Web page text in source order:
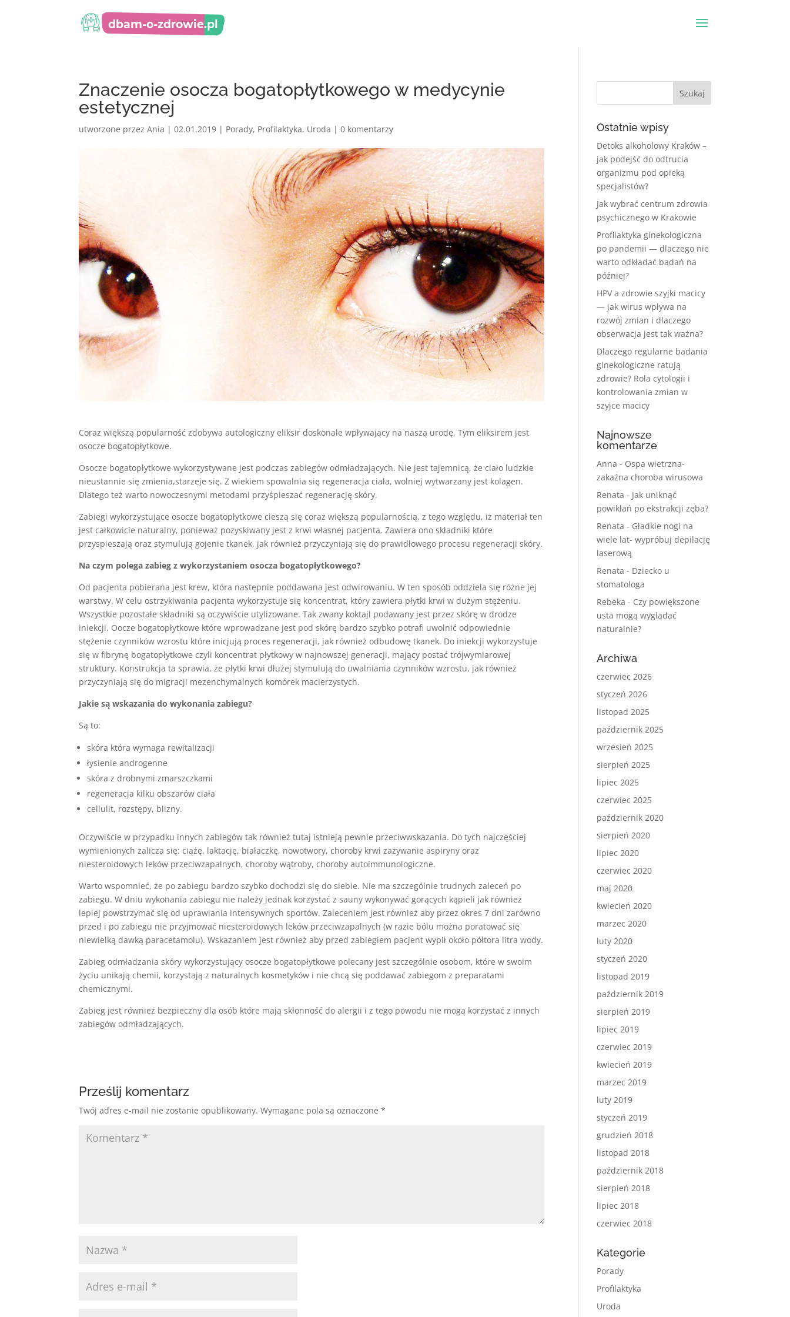
Znaczenie osocza bogatopłytkowego w medycynie
estetycznej
utworzone przezAnia |02.01.2019 | Porady, Profilaktyka, Uroda |0 komentarzy
Coraz większą popularność zdobywa autologiczny eliksir doskonale wpływający na naszą urodę. Tym eliksirem jest
osocze bogatopłytkowe.
Osocze bogatopłytkowe wykorzystywane jest podczas zabiegów odmładzających. Nie jest tajemnicą, że ciało ludzkie
nieustannie się zmienia,starzeje się. Z wiekiem spowalnia się regeneracja ciała, wolniej wytwarzany jest kolagen.
Dlatego też warto nowoczesnymi metodami przyśpieszać regenerację skóry.
Zabiegi wykorzystujące osocze bogatopłytkowe cieszą się coraz większą popularnością, z tego względu, iż materiał ten
jest całkowicie naturalny, ponieważ pozyskiwany jest z krwi własnej pacjenta. Zawiera ono składniki które
przyspieszają oraz stymulują gojenie tkanek, jak również przyczyniają się do prawidłowego procesu regeneracji skóry.
Na czym polega zabieg z wykorzystaniem osocza bogatopłytkowego?
Od pacjenta pobierana jest krew, która następnie poddawana jest odwirowaniu. W ten sposób oddziela się różne jej
warstwy. W celu ostrzykiwania pacjenta wykorzystuje się koncentrat, który zawiera płytki krwi w dużym stężeniu.
Wszystkie pozostałe składniki są oczywiście utylizowane. Tak zwany koktajl podawany jest przez skórę w drodze
iniekcji. Oocze bogatopłytkowe które wprowadzane jest pod skórę bardzo szybko potrafi uwolnić odpowiednie
stężenie czynników wzrostu które inicjują proces regeneracji, jak również odbudowę tkanek. Do iniekcji wykorzystuje
się w fibrynę bogatopłytkowe czyli koncentrat płytkowy w najnowszej generacji, mający postać trójwymiarowej
struktury. Konstrukcja ta sprawia, że płytki krwi dłużej stymulują do uwalniania czynników wzrostu, jak również
przyczyniają się do migracji mezenchymalnych komórek macierzystych.
Jakie są wskazania do wykonania zabiegu?
Są to:
skóra która wymaga rewitalizacji
łysienie androgenne
skóra z drobnymi zmarszczkami
regeneracja kilku obszarów ciała
cellulit, rozstępy, blizny.
Oczywiście w przypadku innych zabiegów tak również tutaj istnieją pewnie przeciwwskazania. Do tych najczęściej
wymienionych zalicza się: ciążę, laktację, białaczkę, nowotwory, choroby krwi zażywanie aspiryny oraz
niesteroidowych leków przeciwzapalnych, choroby wątroby, choroby autoimmunologiczne.
Warto wspomnieć, że po zabiegu bardzo szybko dochodzi się do siebie. Nie ma szczególnie trudnych zaleceń po
zabiegu. W dniu wykonania zabiegu nie należy jednak korzystać z sauny wykonywać gorących kąpieli jak również
lepiej powstrzymać się od uprawiania intensywnych sportów. Zaleceniem jest również aby przez okres 7 dni zarówno
przed i po zabiegu nie przyjmować niesteroidowych leków przeciwzapalnych (w razie bólu można poratować się
niewielką dawką paracetamolu). Wskazaniem jest również aby przed zabiegiem pacjent wypił około półtora litra wody.
Zabieg odmładzania skóry wykorzystujący osocze bogatopłytkowe polecany jest szczególnie osobom, które w swoim
życiu unikają chemii, korzystają z naturalnych kosmetyków i nie chcą się poddawać zabiegom z preparatami
chemicznymi.
Zabieg jest również bezpieczny dla osób które mają skłonność do alergii i z tego powodu nie mogą korzystać z innych
zabiegów odmładzających.
Prześlij komentarz
Twój adres e-mail nie zostanie opublikowany. Wymagane pola są oznaczone*
Ostatnie wpisy
Detoks alkoholowy Kraków –
jak podejść do odtrucia
organizmu pod opieką
specjalistów?
Jak wybrać centrum zdrowia
psychicznego w Krakowie
Profilaktyka ginekologiczna
po pandemii — dlaczego nie
warto odkładać badań na
później?
HPV a zdrowie szyjki macicy
— jak wirus wpływa na
rozwój zmian i dlaczego
obserwacja jest tak ważna?
Dlaczego regularne badania
ginekologiczne ratują
zdrowie? Rola cytologii i
kontrolowania zmian w
szyjce macicy
Najnowsze
komentarze
Anna - Ospa wietrzna-
zakaźna choroba wirusowa
Renata - Jak uniknąć
powikłań po ekstrakcji zęba?
Renata - Gładkie nogi na
wiele lat- wypróbuj depilację
laserową
Renata - Dziecko u
stomatologa
Rebeka - Czy powiększone
usta mogą wyglądać
naturalnie?
Archiwa
czerwiec 2026
styczeń 2026
listopad 2025
październik 2025
wrzesień 2025
sierpień 2025
lipiec 2025
czerwiec 2025
październik 2020
sierpień 2020
lipiec 2020
czerwiec 2020
maj 2020
kwiecień 2020
marzec 2020
luty 2020
styczeń 2020
listopad 2019
październik 2019
sierpień 2019
lipiec 2019
czerwiec 2019
kwiecień 2019
marzec 2019
luty 2019
styczeń 2019
grudzień 2018
listopad 2018
październik 2018
sierpień 2018
lipiec 2018
czerwiec 2018
Kategorie
Porady
Profilaktyka
Uroda